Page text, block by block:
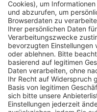
Pässe und Vereinswechsel
Trainerausbildung
Schulungsangebot
BFV-Geschäftsstellen
Trainerbörse
Login SpielPlus